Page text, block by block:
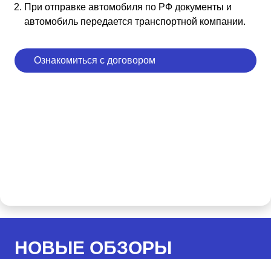
При отправке автомобиля по РФ документы и
автомобиль передается транспортной компании.
Ознакомиться с договором
НОВЫЕ ОБЗОРЫ